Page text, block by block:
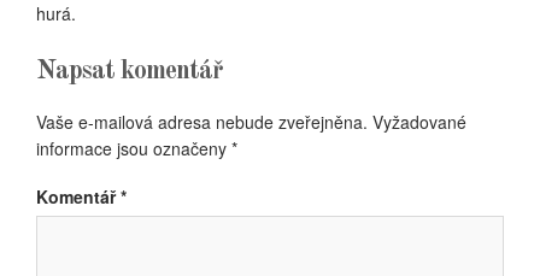
hurá.
Napsat komentář
Vaše e-mailová adresa nebude zveřejněna. Vyžadované
informace jsou označeny *
Komentář*